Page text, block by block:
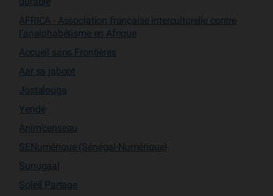
AFRICA - Association française interculturelle contre
l’analphabétisme en Afrique
Accueil sans Frontières
Aar sa jaboot
Jostalouga
Yendé
Anim’censeau
SENumérique (Sénégal-Numérique)
Sunugaal
Soleil Partage